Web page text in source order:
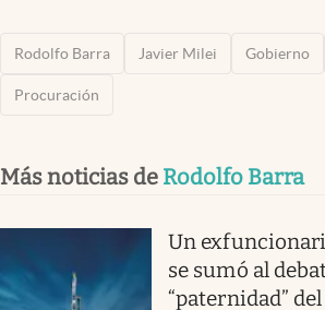
Rodolfo Barra Javier Milei Gobierno
Procuración
Más noticias de Rodolfo Barra
Un
se sumó al
“paternidad”